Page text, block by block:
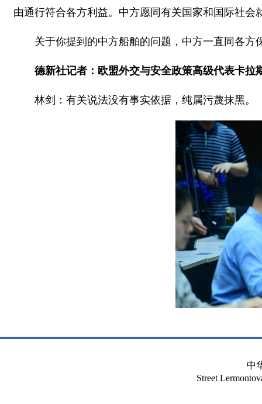
由通行符合各方利益。中方愿同有关国家和国际社会
关于你提到的中方船舶的问题，中方一直同各
德新社记者：欧盟外交与安全政策高级代表卡
林剑：有关说法没有事实依据，纯属污蔑抹黑。
中
Street